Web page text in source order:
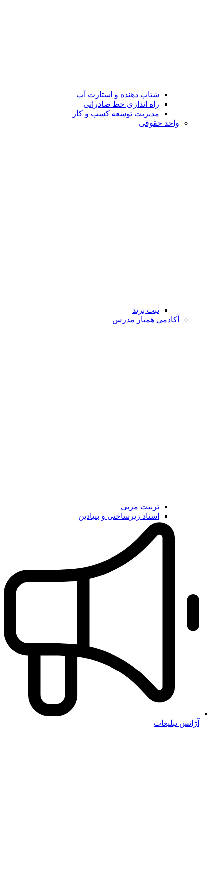
شتاب دهنده و استارت آپ
راه اندازی خط صادراتی
مدیریت توسعه کسب و کار
واحد حقوقی
ثبت برند
آکادمی همیار مدرس
تربیت مربی
اسناد زیرساختی و بنیادین
آژانس تبلیغات